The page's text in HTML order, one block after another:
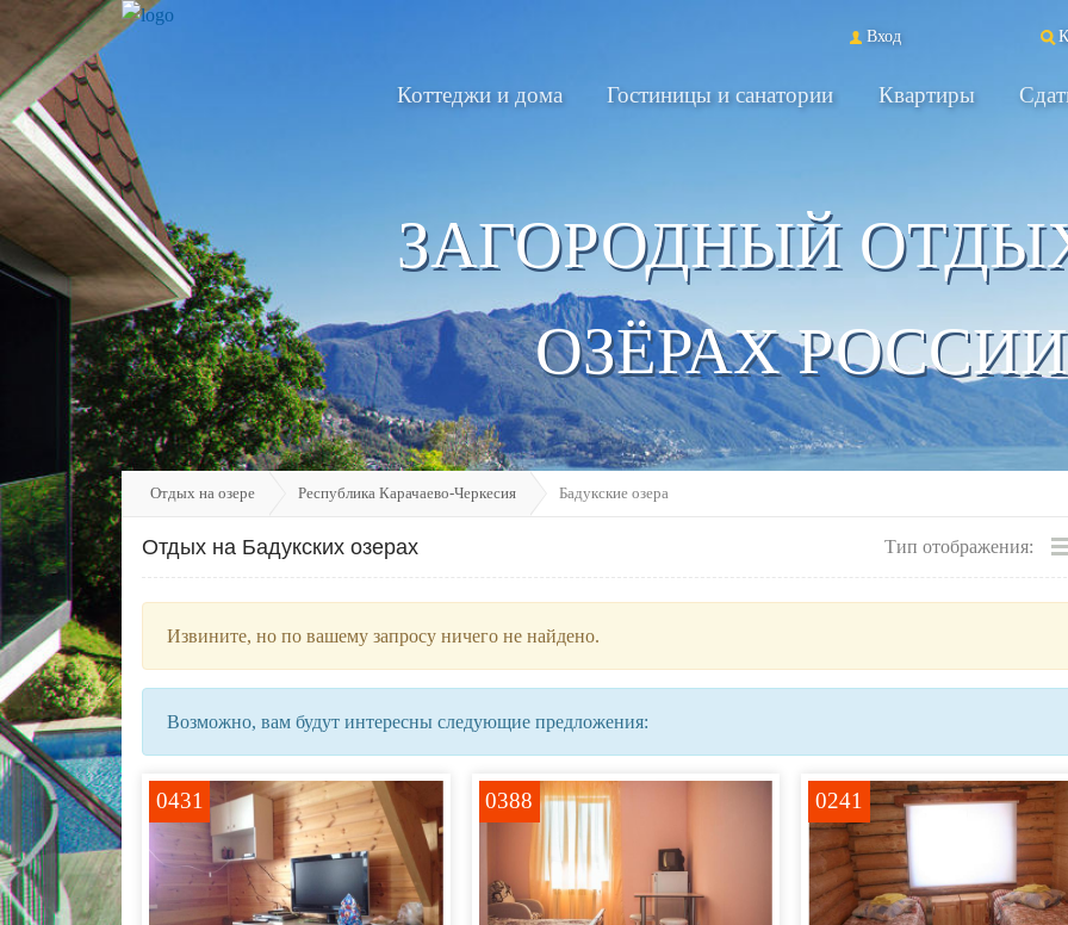
Вход
Коттеджи и дома Гостиницы и санатории Квартиры
ЗАГОРОДНЫЙ
ОЗЁРАХ РОССИИ
Отдых на озере Республика Карачаево-Черкесия Бадукские озера
Отдых на Бадукских озерах Тип отображения:
Извините, но по вашему запросу ничего не найдено.
Возможно, вам будут интересны следующие предложения:
0431 0388 0241